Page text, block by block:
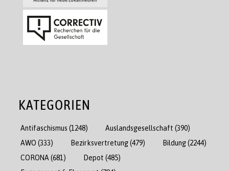
KATEGORIEN
Antifaschismus (1248) Auslandsgesellschaft (390)
AWO (333) Bezirksvertretung(479) Bildung(2244)
CORONA (681) Depot (485)